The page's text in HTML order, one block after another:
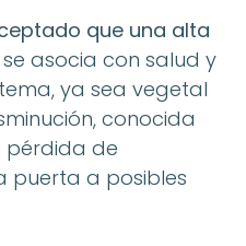
que una alta
se asocia con salud y
ya sea vegetal
conocida
pérdida de
puerta a posibles